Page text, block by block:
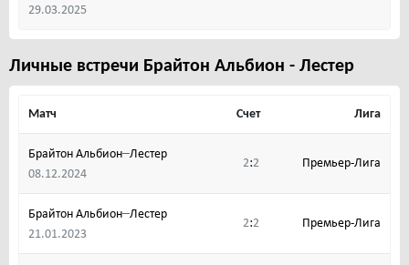
29.03.2025
Личные встречи Брайтон Альбион - Лестер
Матч Счет Лига
Брайтон Альбион–Лестер
08.12.2024
2:2 Премьер-Лига
Брайтон Альбион–Лестер
21.01.2023
2:2 Премьер-Лига